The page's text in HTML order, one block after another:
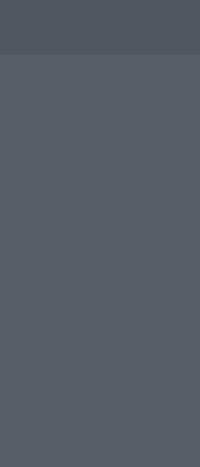
​Tutte le offerte